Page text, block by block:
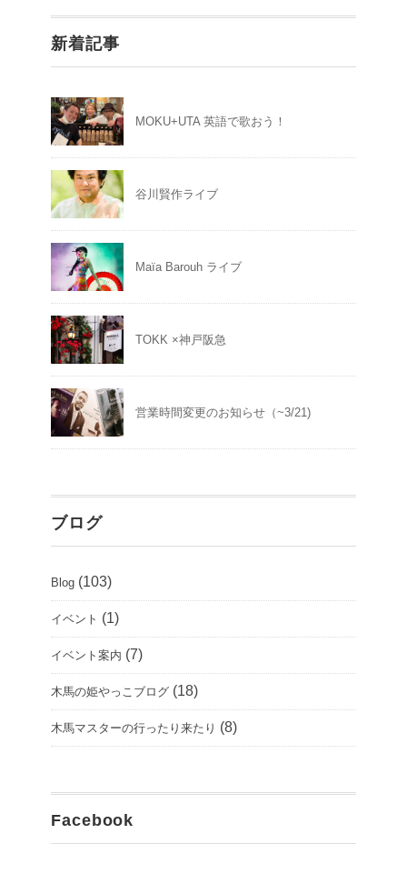
新着記事
MOKU+UTA 英語で歌おう！
谷川賢作ライブ
Maïa Barouh ライブ
TOKK ×神戸阪急
営業時間変更のお知らせ（~3/21)
ブログ
Blog (103)
イベント (1)
イベント案内 (7)
木馬の姫やっこブログ (18)
木馬マスターの行ったり来たり (8)
Facebook